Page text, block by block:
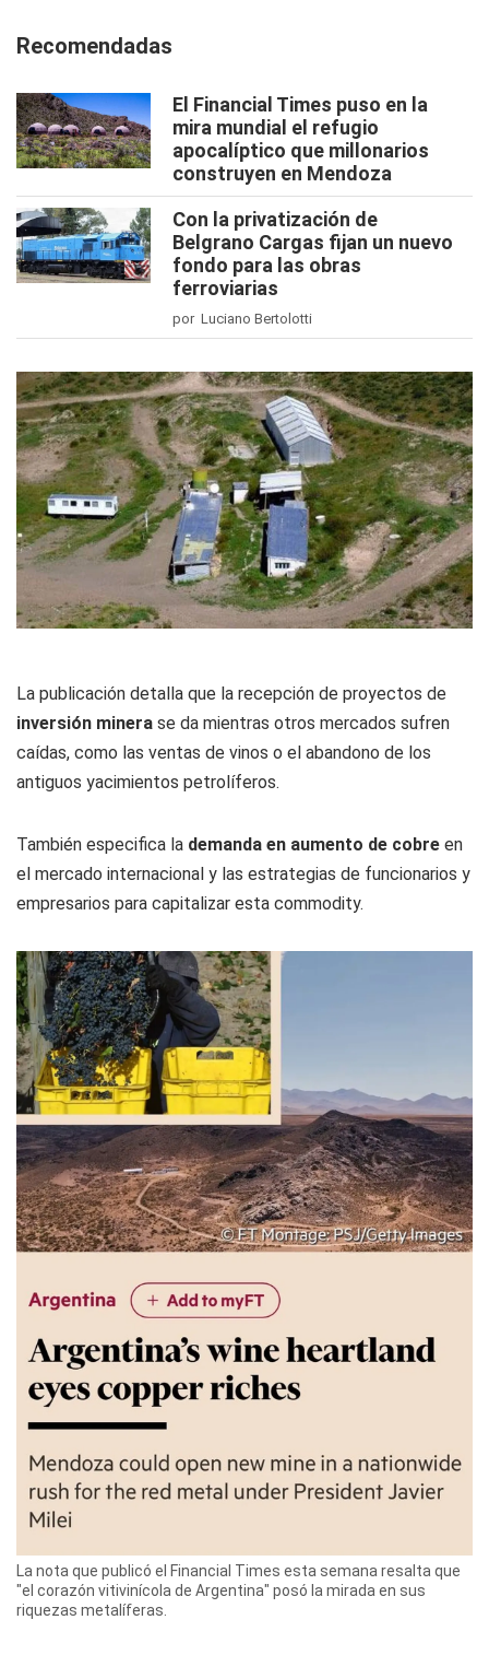
Recomendadas
El Financial Times puso en la
mira mundial el refugio
apocalíptico que millonarios
construyen en Mendoza
Con la privatización de
Belgrano Cargas fijan un nuevo
fondo para las obras
ferroviarias
por Luciano Bertolotti
La publicación detalla que la recepción de proyectos de
inversión minera se da mientras otros mercados sufren
caídas, como las ventas de vinos o el abandono de los
antiguos yacimientos petrolíferos.
También especifica la demanda en aumento de cobre en
el mercado internacional y las estrategias de funcionarios y
empresarios para capitalizar esta commodity.
La nota que publicó el Financial Times esta semana resalta que
"el corazón vitivinícola de Argentina" posó la mirada en sus
riquezas metalíferas.